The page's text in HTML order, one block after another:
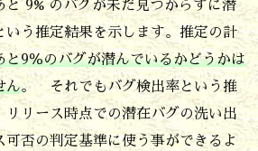
と 9% のバグが未だ見つからずに潜
いう推定結果を示します。推定の計
と9％のバグが潜んでいるかどうかは
ん。 それでもバグ検出率という推
リリース時点での潜在バグの洗い出
可否の判定基準に使う事ができるよ